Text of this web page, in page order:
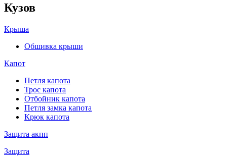
Кузов
Крыша
Обшивка крыши
Капот
Петля капота
Трос капота
Отбойник капота
Петля замка капота
Крюк капота
Защита акпп
Защита